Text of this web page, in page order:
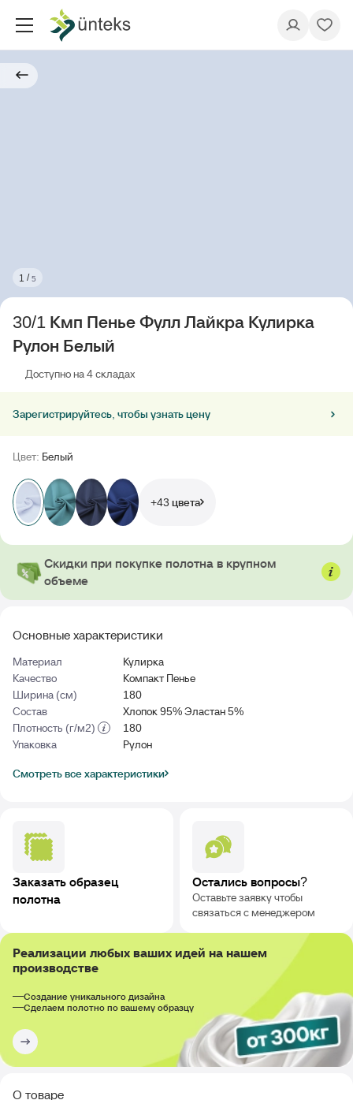
1 /5
Основные характеристики
Материал
Кулирка
Качество
Компакт Пенье
Ширина (см)
180
Состав
Хлопок 95% Эластан 5%
Плотность (г/м2)
180
Упаковка
Рулон
Смотреть все характеристики
30/1 Кмп Пенье Фулл Лайкра Кулирка
Рулон Белый
Доступно на 4 cкладах
Зарегистрируйтесь, чтобы узнать цену
Цвет: Белый
+43 цвета
Скидки при покупке полотна в крупном
объеме
Заказать образец
полотна
Остались вопросы?
Оставьте заявку чтобы
связаться с менеджером
Реализации любых ваших идей на нашем
производстве
Создание уникального дизайна
Сделаем полотно по вашему образцу
О товаре